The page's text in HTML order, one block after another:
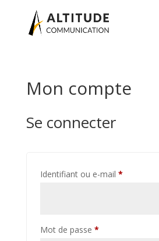
Mon compte
Se connecter
Identifiant ou e-mail *Obligatoire
Mot de passe *Obligatoire